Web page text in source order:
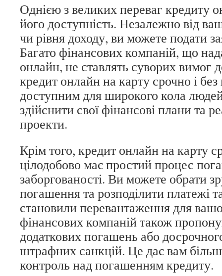
Однією з великих переваг кредиту
його доступність. Незалежно від
чи рівня доходу, ви можете подати
Багато фінансових компаній, що
онлайн, не ставлять суворих вимог
кредит онлайн на карту срочно і без
доступним для широкого кола
здійснити свої фінансові плани та
проекти.
Крім того, кредит онлайн на карту
цілодобово має простий процес
заборгованості. Ви можете обрати
погашення та розподілити платежі
становили перевантаження для
фінансових компаній також
додаткових погашень або
штрафних санкцій. Це дає вам
контроль над погашенням кредиту.